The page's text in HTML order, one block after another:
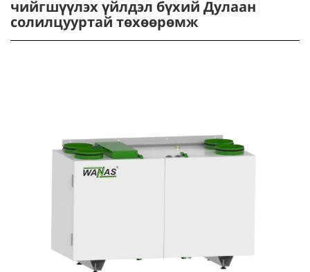
чийгшүүлэх үйлдэл бүхий Дулаан
солилцууртай төхөөрөмж